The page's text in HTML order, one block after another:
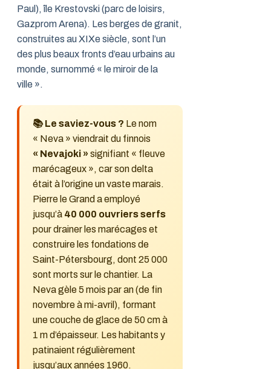
Paul), île Krestovski (parc de loisirs,
Gazprom Arena). Les berges de granit,
construites au XIXe siècle, sont l’un
des plus beaux fronts d’eau urbains au
monde, surnommé « le miroir de la
ville ».
📚 Le saviez-vous ? Le nom
« Neva » viendrait du finnois
« Nevajoki »signifiant « fleuve
marécageux », car son delta
était à l’origine un vaste marais.
Pierre le Grand a employé
jusqu’à 40 000 ouvriers serfs
pour drainer les marécages et
construire les fondations de
Saint-Pétersbourg, dont 25 000
sont morts sur le chantier. La
Neva gèle 5 mois par an (de fin
novembre à mi-avril), formant
une couche de glace de 50 cm à
1 m d’épaisseur. Les habitants y
patinaient régulièrement
jusqu’aux années 1960.